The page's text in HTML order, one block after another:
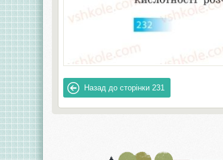
Назад до сторінки 231